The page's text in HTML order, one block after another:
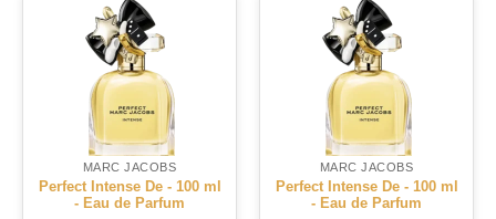
MARC JACOBS
Perfect Intense De - 100 ml
- Eau de Parfum
MARC JACOBS
Perfect Intense De - 100 ml
- Eau de Parfum